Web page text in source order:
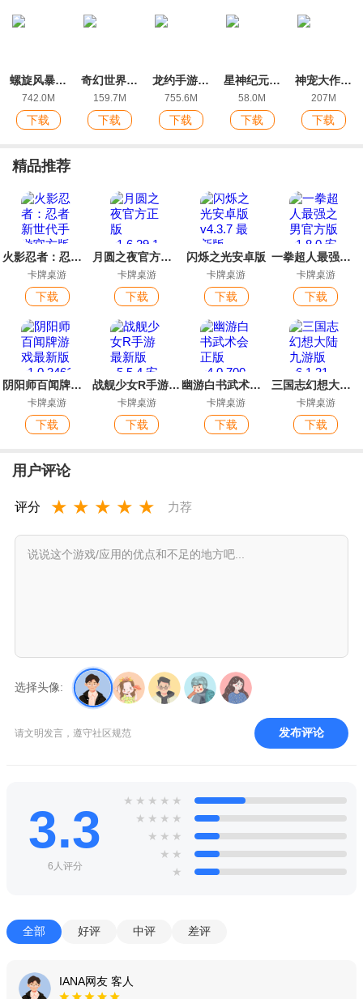
螺旋风暴腾讯版
742.0M
下载
奇幻世界英雄九游版
159.7M
下载
龙约手游最新版
755.6M
下载
星神纪元手游官方版
58.0M
下载
神宠大作战2最新版本
207M
下载
精品推荐
火影忍者：忍者新世代手游官方版
卡牌桌游
下载
月圆之夜官方正版
卡牌桌游
下载
闪烁之光安卓版
卡牌桌游
下载
一拳超人最强之男官方版
卡牌桌游
下载
阴阳师百闻牌游戏最新版
卡牌桌游
下载
战舰少女R手游最新版
卡牌桌游
下载
幽游白书武术会正版
卡牌桌游
下载
三国志幻想大陆九游版
卡牌桌游
下载
用户评论
评分 ★ ★ ★ ★ ★ 力荐
选择头像:
请文明发言，遵守社区规范 发布评论
3.3
6人评分
★ ★ ★ ★ ★
★ ★ ★ ★
★ ★ ★
★ ★
★
全部 好评 中评 差评
IANA网友 客人